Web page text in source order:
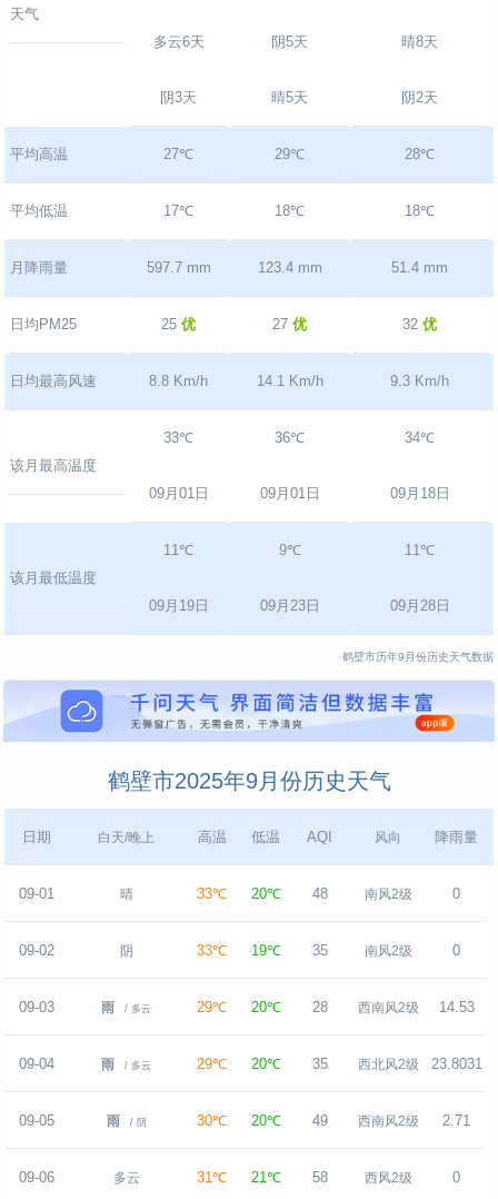
天气
多云6天
阴3天
阴5天
晴5天
晴8天
阴2天
平均高温 27℃ 29℃ 28℃
平均低温 17℃ 18℃ 18℃
月降雨量 597.7 mm 123.4 mm 51.4 mm
日均PM25 25优 27优 32优
日均最高风速 8.8 Km/h 14.1 Km/h 9.3 Km/h
该月最高温度
33℃
09月01日
36℃
09月01日
34℃
09月18日
该月最低温度
11℃
09月19日
9℃
09月23日
11℃
09月28日
鹤壁市历年9月份历史天气数据
鹤壁市2025年9月份历史天气
日期 白天/晚上 高温 低温 AQI 风向 降雨量
09-01 晴 33℃ 20℃ 48 南风2级 0
09-02 阴 33℃ 19℃ 35 南风2级 0
09-03 雨 / 多云 29℃ 20℃ 28 西南风2级 14.53
09-04 雨 / 多云 29℃ 20℃ 35 西北风2级 23.8031
09-05 雨 / 阴 30℃ 20℃ 49 西南风2级 2.71
09-06 多云 31℃ 21℃ 58 西风2级 0